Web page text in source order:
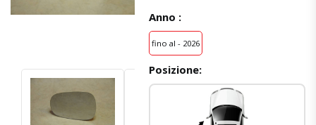
Anno :
fino al - 2026
Posizione: